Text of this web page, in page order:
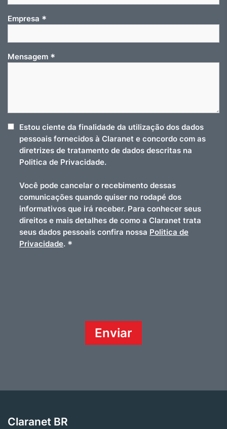
Empresa *
Mensagem *
Estou ciente da finalidade da utilização dos dados
pessoais fornecidos à Claranet e concordo com as
diretrizes de tratamento de dados descritas na
Politica de Privacidade.
Você pode cancelar o recebimento dessas
comunicações quando quiser no rodapé dos
informativos que irá receber. Para conhecer seus
direitos e mais detalhes de como a Claranet trata
seus dados pessoais confira nossa Politica de
Privacidade. *
Claranet BR